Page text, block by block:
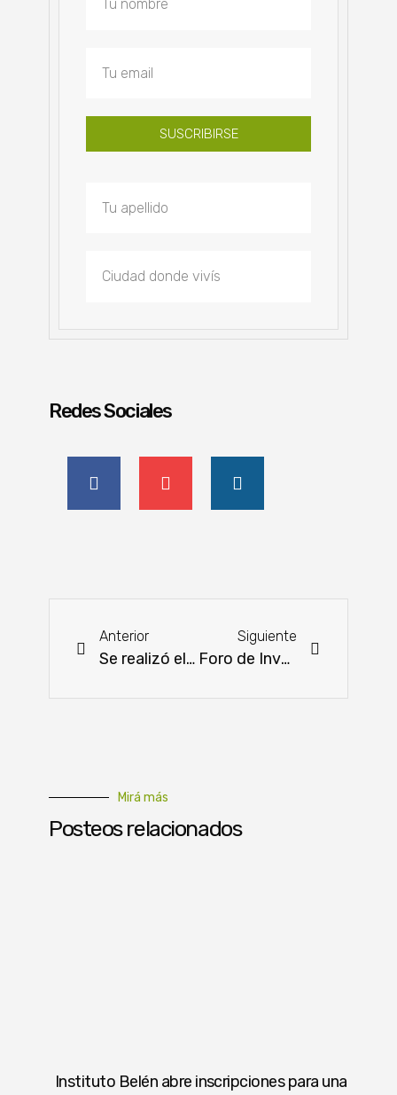
SUSCRIBIRSE
Redes Sociales
Anterior
Se realizó el taller de Juventudes para la Conservación de la Biodiversidad
Siguiente
Foro de Inversiones Rurales Paraguay 2024: nuevas oportunidades para el sector agrícola
Mirá más
Posteos relacionados
Instituto Belén abre inscripciones para una